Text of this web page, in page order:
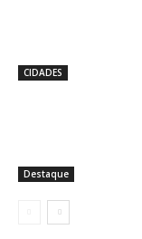
CIDADES
Destaque